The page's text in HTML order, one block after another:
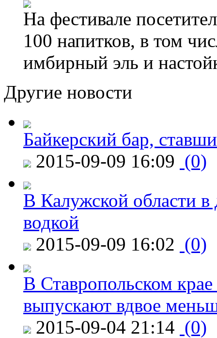
На фестивале
100 напитков, в том
имбирный эль и
Другие новости
Байкерский бар,
2015-09-09 16:09 (0)
В Калужской области в
водкой
2015-09-09 16:02 (0)
В Ставропольском
выпускают вдвое
2015-09-04 21:14 (0)